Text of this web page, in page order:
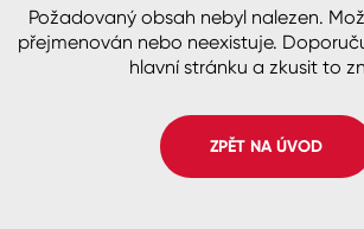
B2B +420 800 145 555
Česko
Slovensko Polsko
Stěny
Fasády
Spreje
Požadovaný obsah nebyl nalezen.
přejmenován nebo neexistuje.
hlavní stránku a zkusit to
ZPĚT NA ÚVOD